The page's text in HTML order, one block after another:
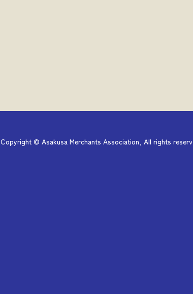
Copyright © Asakusa Merchants Association, All rights